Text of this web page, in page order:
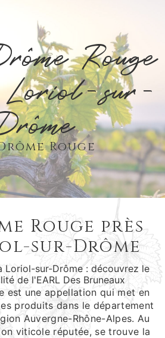
Rouge
Loriol-sur-
Rouge
Rouge près
sur-Drôme
Loriol-sur-Drôme : découvrez le
de l'EARL Des Bruneaux
est une appellation qui met en
produits dans le département
Auvergne-Rhône-Alpes. Au
viticole réputée, se trouve la